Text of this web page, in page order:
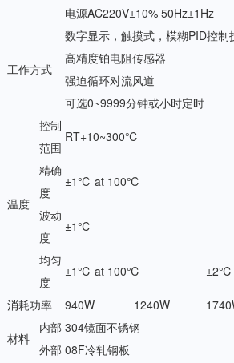
电源AC220V±10% 50Hz±1Hz
工作方式
数字显示，触摸式，模糊PID控
高精度铂电阻传感器
强迫循环对流风道
可选0~9999分钟或小时定时
温度
控制
范围
RT+10~300℃
精确
度
±1℃ at 100℃
波动
度
±1℃
均匀
度
±1℃ at 100℃ ±2℃
消耗功率 940W 1240W
材料
内部 304镜面不锈钢
外部 08F冷轧钢板